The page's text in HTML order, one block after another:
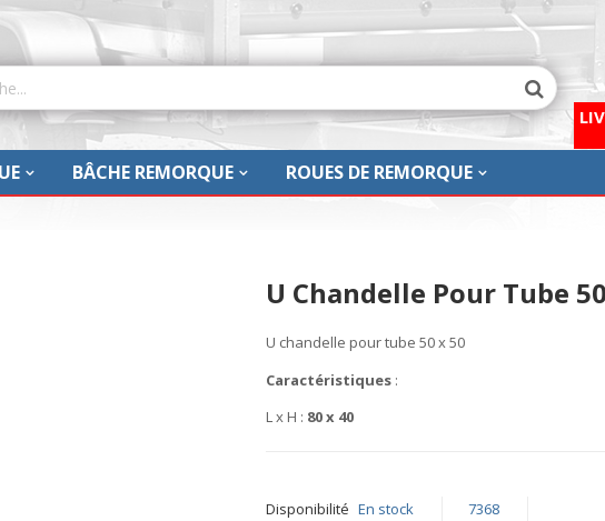
BÂCHE REMORQUE ROUES DE REMORQUE
U Chandelle Pour Tube
U chandelle pour tube 50 x 50
Caractéristiques :
L x H : 80 x 40
Disponibilité En stock 7368